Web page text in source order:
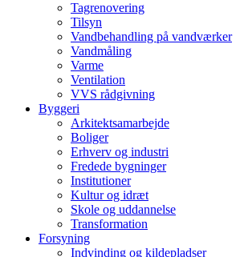
Tagrenovering
Tilsyn
Vandbehandling på vandværker
Vandmåling
Varme
Ventilation
VVS rådgivning
Byggeri
Arkitektsamarbejde
Boliger
Erhverv og industri
Fredede bygninger
Institutioner
Kultur og idræt
Skole og uddannelse
Transformation
Forsyning
Indvinding og kildepladser